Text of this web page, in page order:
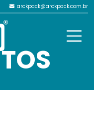
arckpack@arckpack.com.br